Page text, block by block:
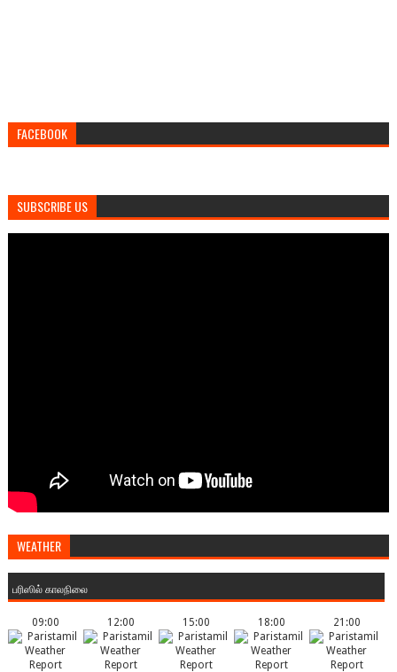
FACEBOOK
SUBSCRIBE US
WEATHER
பரிஸில் காலநிலை
09:00 12:00 15:00 18:00 21:00